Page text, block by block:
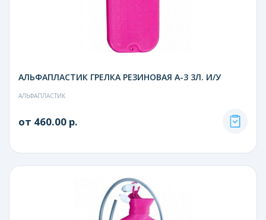
АЛЬФАПЛАСТИК ГРЕЛКА РЕЗИНОВАЯ А-3 3Л. И/У
АЛЬФАПЛАСТИК
от 460.00 р.